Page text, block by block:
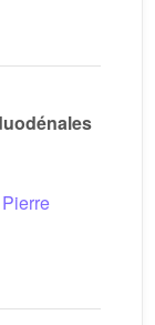
Pierre